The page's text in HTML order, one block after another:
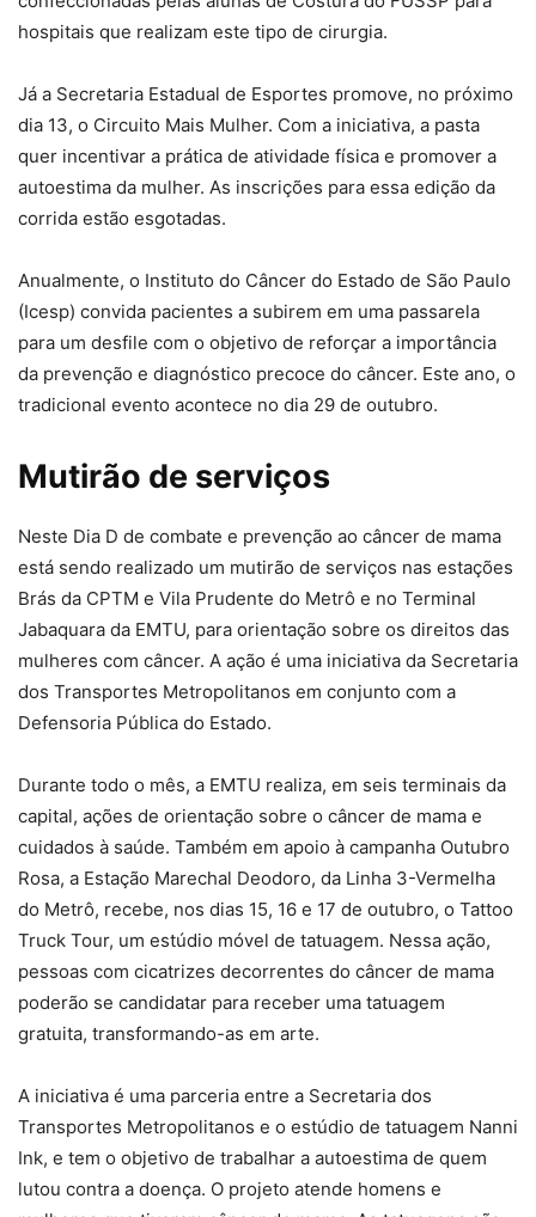
hospitais que realizam este tipo de cirurgia.
Já a Secretaria Estadual de Esportes promove, no próximo
dia 13, o Circuito Mais Mulher. Com a iniciativa, a pasta
quer incentivar a prática de atividade física e promover a
autoestima da mulher. As inscrições para essa edição da
corrida estão esgotadas.
Anualmente, o Instituto do Câncer do Estado de São Paulo
(Icesp) convida pacientes a subirem em uma passarela
para um desfile com o objetivo de reforçar a importância
da prevenção e diagnóstico precoce do câncer. Este ano, o
tradicional evento acontece no dia 29 de outubro.
Mutirão de serviços
Neste Dia D de combate e prevenção ao câncer de mama
está sendo realizado um mutirão de serviços nas estações
Brás da CPTM e Vila Prudente do Metrô e no Terminal
Jabaquara da EMTU, para orientação sobre os direitos das
mulheres com câncer. A ação é uma iniciativa da Secretaria
dos Transportes Metropolitanos em conjunto com a
Defensoria Pública do Estado.
Durante todo o mês, a EMTU realiza, em seis terminais da
capital, ações de orientação sobre o câncer de mama e
cuidados à saúde. Também em apoio à campanha Outubro
Rosa, a Estação Marechal Deodoro, da Linha 3-Vermelha
do Metrô, recebe, nos dias 15, 16 e 17 de outubro, o Tattoo
Truck Tour, um estúdio móvel de tatuagem. Nessa ação,
pessoas com cicatrizes decorrentes do câncer de mama
poderão se candidatar para receber uma tatuagem
gratuita, transformando-as em arte.
A iniciativa é uma parceria entre a Secretaria dos
Transportes Metropolitanos e o estúdio de tatuagem Nanni
Ink, e tem o objetivo de trabalhar a autoestima de quem
lutou contra a doença. O projeto atende homens e